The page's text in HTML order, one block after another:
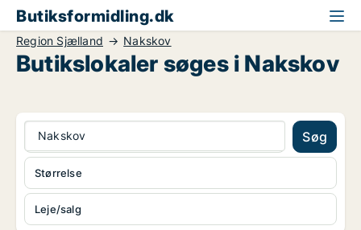
Butiksformidling.dk
Region Sjælland Nakskov
Butikslokaler søges i Nakskov
Nakskov Søg
Leje/salg
Størrelse